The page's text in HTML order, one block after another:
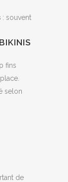
: souvent
fins
selon
de